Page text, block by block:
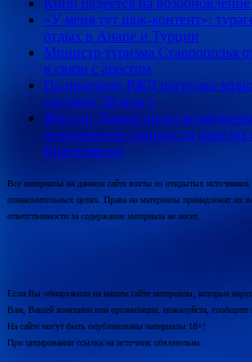
«У меня тут шок-контент»:
отдых в Анапе и Турции
Министр туризма Ставрополья
в связи с арестом
По прогнозу РЖД погрузка
составит 26 млн т
Жители Дивногорска
повышением стоимости проезда
Красноярска
Все материалы на данном сайте взяты из открытых
ознакомительных целях. Права на материалы принадлежат их
ответственности за содержание материала не несет.
Если Вы обнаружили на нашем сайте материалы, которые
Вам, Вашей компании или организации, пожалуйста, сообщите
На сайте могут быть опубликованы материалы 18+!
При цитировании ссылка на источник обязательна.